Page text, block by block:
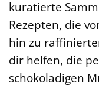
kuratierte
Rezepten, die
hin zu
dir helfen, die
schokoladigen